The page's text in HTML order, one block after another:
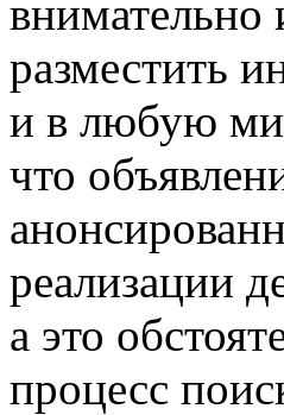
внимательно
разместить
и в любую
что
реализации
а это
процесс